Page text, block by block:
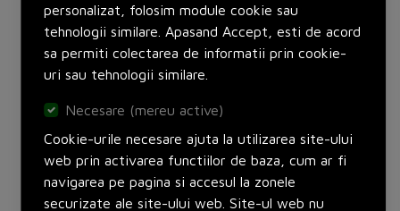
Autentificati-va pentru a vedea pretul.
Set:1 bucati
Adauga in cos
personalizat, folosim module cookie sau
tehnologii similare. Apasand Accept, esti de acord
sa permiti colectarea de informatii prin cookie-
uri sau tehnologii similare.
Necesare (mereu active)
Cookie-urile necesare ajuta la utilizarea site-ului
web prin activarea functiilor de baza, cum ar fi
navigarea pe pagina si accesul la zonele
securizate ale site-ului web. Site-ul web nu